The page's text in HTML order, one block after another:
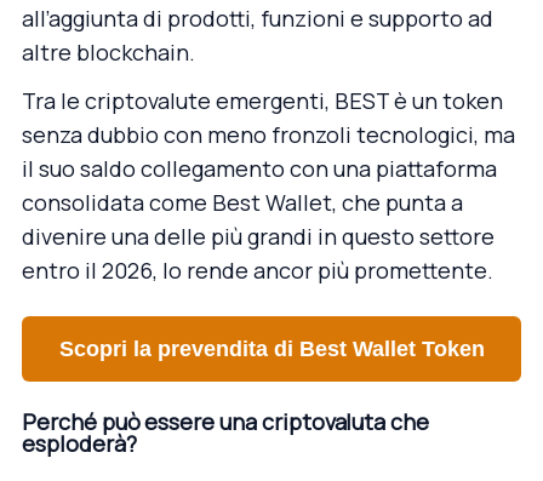
all’aggiunta di prodotti, funzioni e supporto ad
altre blockchain.
Tra le criptovalute emergenti, BEST è un token
senza dubbio con meno fronzoli tecnologici, ma
il suo saldo collegamento con una piattaforma
consolidata come Best Wallet, che punta a
divenire una delle più grandi in questo settore
entro il 2026, lo rende ancor più promettente.
Scopri la prevendita di Best Wallet Token
Perché può essere una criptovaluta che
esploderà?